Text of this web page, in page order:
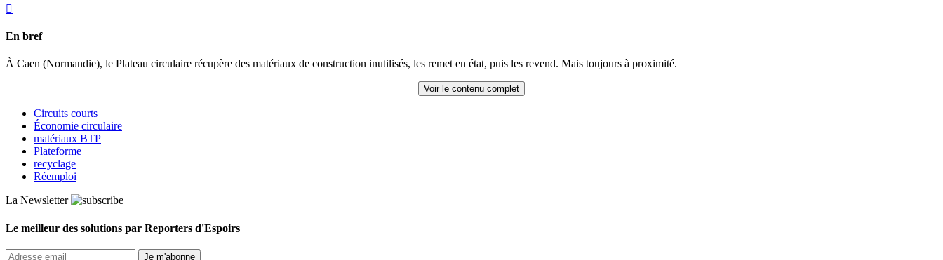
En bref
À Caen (Normandie), le Plateau circulaire récupère des matériaux de construction inutilisés, les remet en état, puis les revend. Mais toujours à proximité.
Voir le contenu complet
Circuits courts
Économie circulaire
matériaux BTP
Plateforme
recyclage
Réemploi
La Newsletter
Le meilleur des solutions par Reporters d'Espoirs